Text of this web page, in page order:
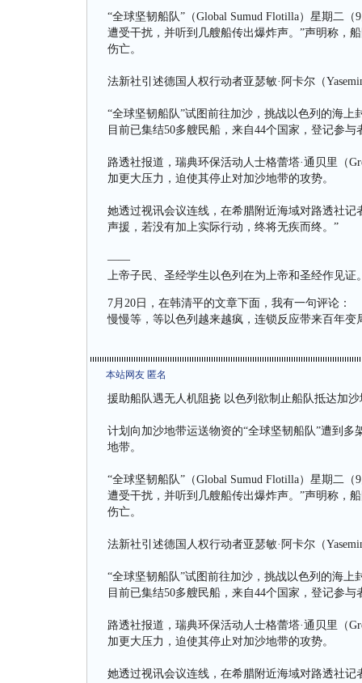
“全球坚韧船队”（Global Sumud Flotilla）星期二
遭受干扰，并听到几艘船传出爆炸声。”声明称，
伤亡。
法新社引述德国人权行动者亚瑟敏·阿卡尔（
“全球坚韧船队”试图前往加沙，挑战以色列的海
目前已集结50多艘民船，来自44个国家，登记参与
路透社报道，瑞典环保活动人士格蕾塔·通贝里（
加更大压力，迫使其停止对加沙地带的攻势。
她透过视讯会议连线，在希腊附近海域对路透社
声援，若没有加上实际行动，终将无疾而终。”
——
上帝子民、圣经学生以色列在为上帝和圣经作见
7月20日，在韩清平的文章下面，我有一句评论：
慢慢等，等以色列越来越疯，连锁反应带来百年变
本站网友 匿名
援助船队遇无人机阻挠 以色列欲制止船队抵达加沙
计划向加沙地带运送物资的“全球坚韧船队”遭到
地带。
“全球坚韧船队”（Global Sumud Flotilla）星期二
遭受干扰，并听到几艘船传出爆炸声。”声明称，
伤亡。
法新社引述德国人权行动者亚瑟敏·阿卡尔（
“全球坚韧船队”试图前往加沙，挑战以色列的海
目前已集结50多艘民船，来自44个国家，登记参与
路透社报道，瑞典环保活动人士格蕾塔·通贝里（
加更大压力，迫使其停止对加沙地带的攻势。
她透过视讯会议连线，在希腊附近海域对路透社